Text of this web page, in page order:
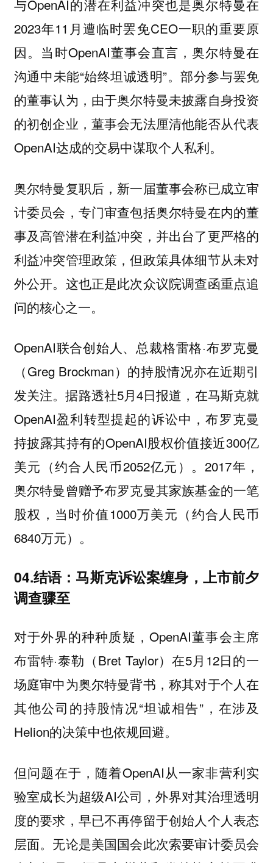
与OpenAI的潜在利益冲突也是奥尔特曼在
2023年11月遭临时罢免CEO一职的重要原
因。当时OpenAI董事会直言，奥尔特曼在
沟通中未能“始终坦诚透明”。部分参与罢免
的董事认为，由于奥尔特曼未披露自身投资
的初创企业，董事会无法厘清他能否从代表
OpenAI达成的交易中谋取个人私利。
奥尔特曼复职后，新一届董事会称已成立审
计委员会，专门审查包括奥尔特曼在内的董
事及高管潜在利益冲突，并出台了更严格的
利益冲突管理政策，但政策具体细节从未对
外公开。这也正是此次众议院调查函重点追
问的核心之一。
OpenAI联合创始人、总裁格雷格·布罗克曼
（Greg Brockman）的持股情况亦在近期引
发关注。据路透社5月4日报道，在马斯克就
OpenAI盈利转型提起的诉讼中，布罗克曼
持披露其持有的OpenAI股权价值接近300亿
美元（约合人民币2052亿元）。2017年，
奥尔特曼曾赠予布罗克曼其家族基金的一笔
股权，当时价值1000万美元（约合人民币
6840万元）。
04.结语：马斯克诉讼案缠身，上市前夕
调查骤至
对于外界的种种质疑，OpenAI董事会主席
布雷特·泰勒（Bret Taylor）在5月12日的一
场庭审中为奥尔特曼背书，称其对于个人在
其他公司的持股情况“坦诚相告”，在涉及
Helion的决策中也依规回避。
但问题在于，随着OpenAI从一家非营利实
验室成长为超级AI公司，外界对其治理透明
度的要求，早已不再停留于创始人个人表态
层面。无论是美国国会此次索要审计委员会